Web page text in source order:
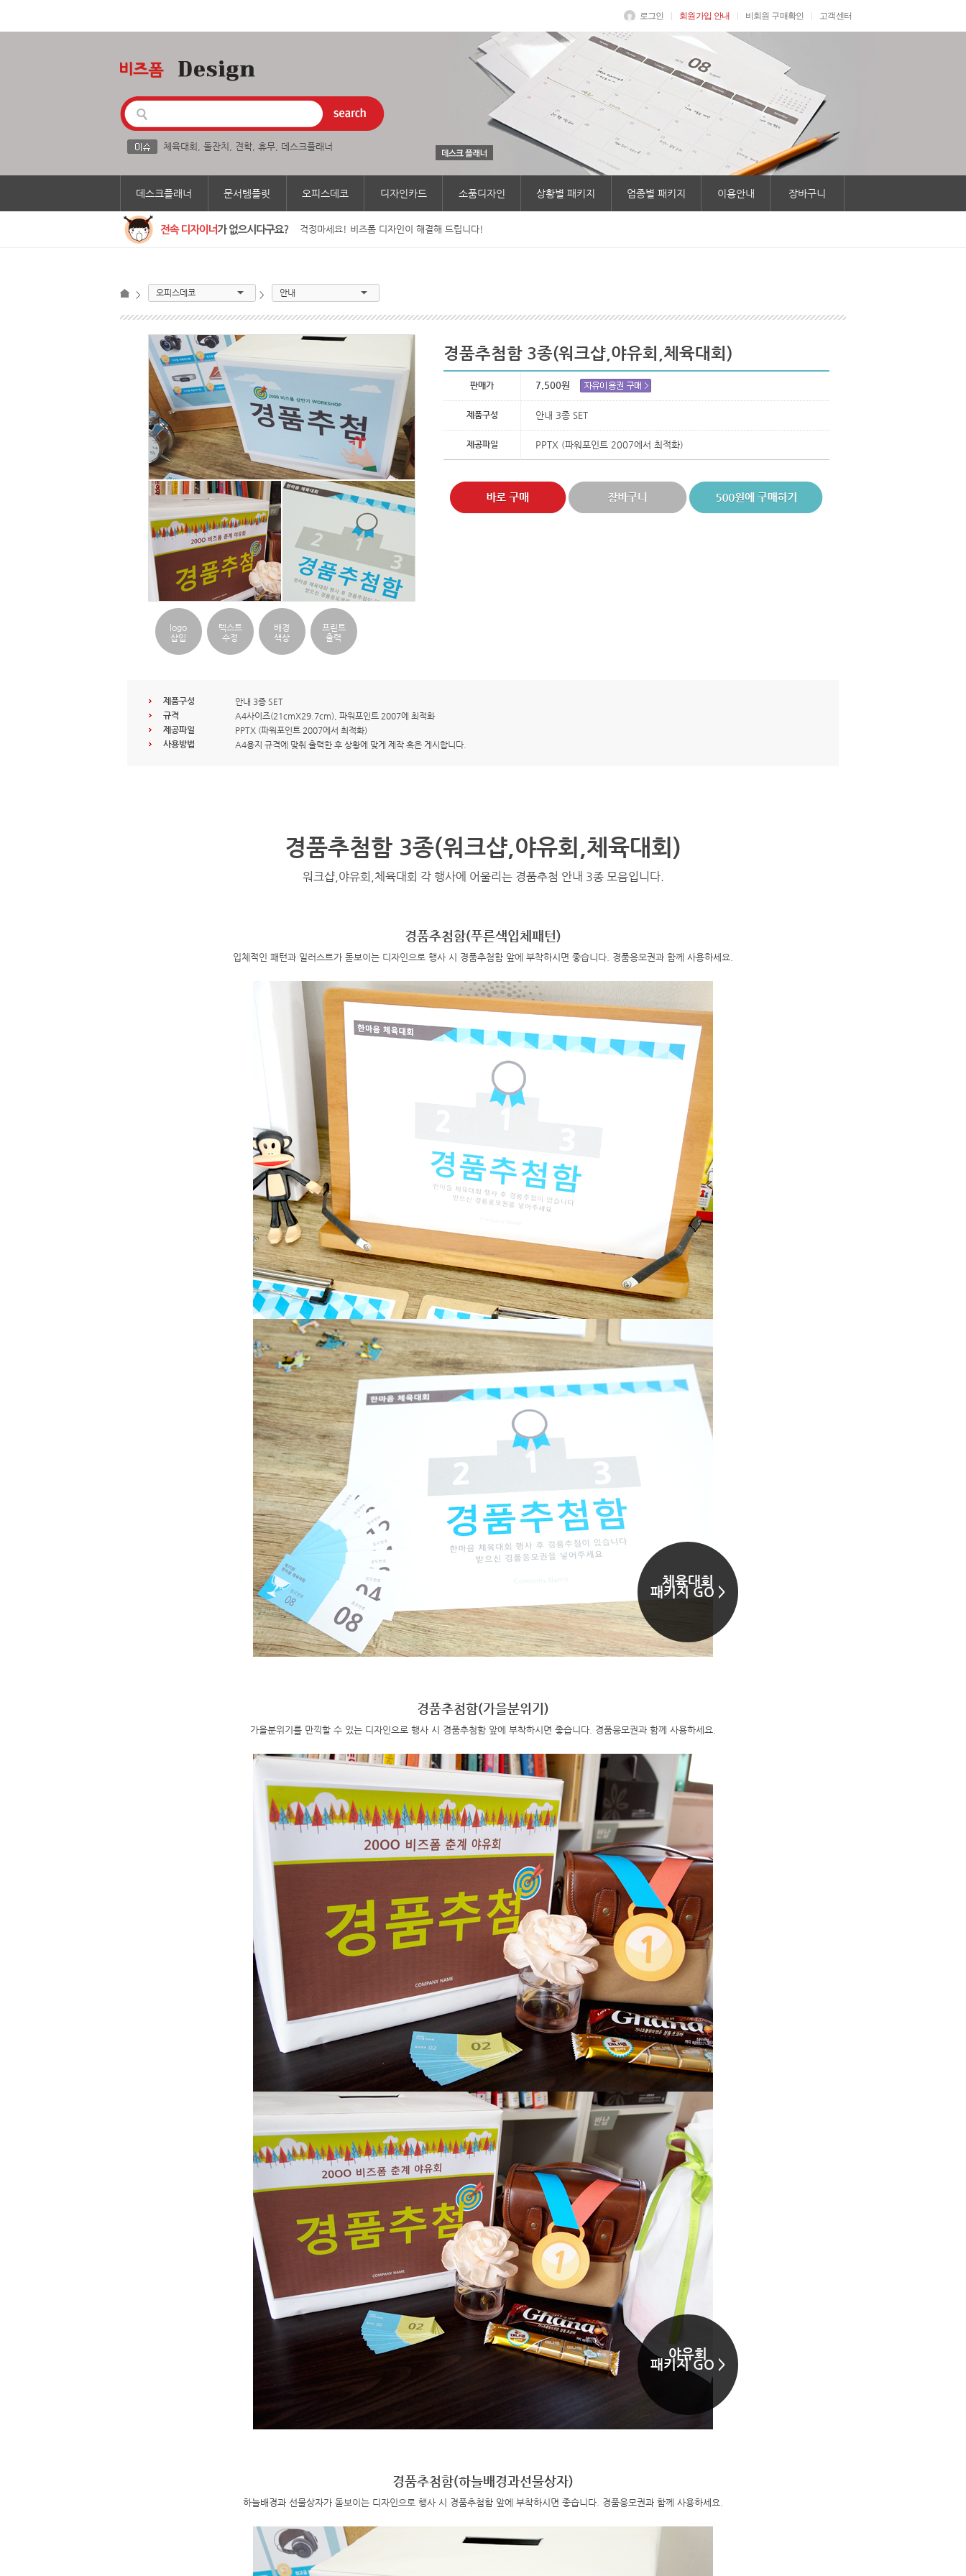
로그인 회원가입 안내 비회원 구매확인 고객센터
체육대회 돌잔치 견학 휴무 데스크플래너
데스크플래너 문서템플릿 오피스데코 디자인카드 소품디자인 상황별 패키지 업종별 패키지 이용안내 장바구니
걱정마세요! 비즈폼 디자인이 해결해 드립니다!
> 오피스데코 > 안내
logo
삽입
텍스트
수정
배경
색상
프린트
출력
경품추첨함 3종(워크샵,야유회,체육대회)
판매가 7,500원
제품구성 안내 3종 SET
제공파일 PPTX (파워포인트 2007에서 최적화)
제품구성
안내 3종 SET
규격
A4사이즈(21cmX29.7cm), 파워포인트 2007에 최적화
제공파일
PPTX (파워포인트 2007에서 최적화)
사용방법
A4용지 규격에 맞춰 출력한 후 상황에 맞게 제작 혹은 게시합니다.
경품추첨함 3종(워크샵,야유회,체육대회)
워크샵,야유회,체육대회 각 행사에 어울리는 경품추첨 안내 3종 모음입니다.
체육대회
패키지 GO >
경품추첨함(푸른색입체패턴)
입체적인 패턴과 일러스트가 돋보이는 디자인으로 행사 시 경품추첨함 앞에 부착하시면 좋습니다. 경품응모권과 함께 사용하세요.
야유회
패키지 GO >
경품추첨함(가을분위기)
가을분위기를 만끽할 수 있는 디자인으로 행사 시 경품추첨함 앞에 부착하시면 좋습니다. 경품응모권과 함께 사용하세요.
경품추첨함(하늘배경과선물상자)
하늘배경과 선물상자가 돋보이는 디자인으로 행사 시 경품추첨함 앞에 부착하시면 좋습니다. 경품응모권과 함께 사용하세요.